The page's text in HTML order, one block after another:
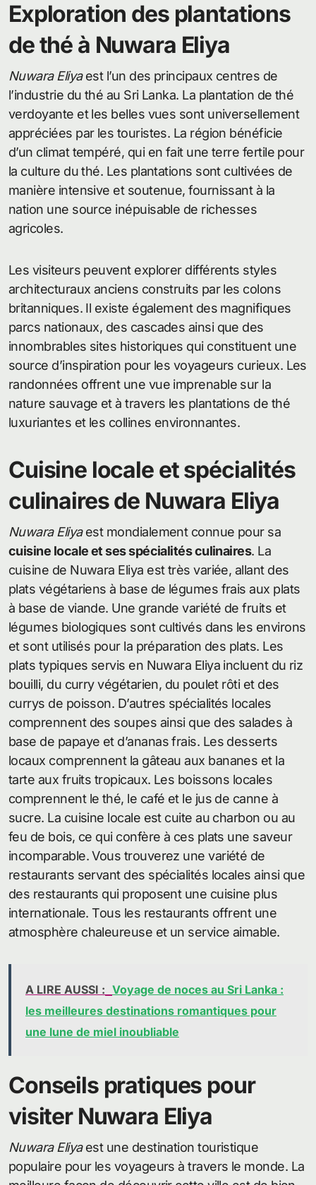
Exploration des plantations
de thé à Nuwara Eliya
Nuwara Eliyaest l’un des principaux centres de
l’industrie du thé au Sri Lanka. La plantation de thé
verdoyante et les belles vues sont universellement
appréciées par les touristes. La région bénéficie
d’un climat tempéré, qui en fait une terre fertile pour
la culture du thé. Les plantations sont cultivées de
manière intensive et soutenue, fournissant à la
nation une source inépuisable de richesses
agricoles.
Les visiteurs peuvent explorer différents styles
architecturaux anciens construits par les colons
britanniques. Il existe également des magnifiques
parcs nationaux, des cascades ainsi que des
innombrables sites historiques qui constituent une
source d’inspiration pour les voyageurs curieux. Les
randonnées offrent une vue imprenable sur la
nature sauvage et à travers les plantations de thé
luxuriantes et les collines environnantes.
Cuisine locale et spécialités
culinaires de Nuwara Eliya
Nuwara Eliyaest mondialement connue pour sa
cuisine locale et ses spécialités culinaires. La
cuisine de Nuwara Eliya est très variée, allant des
plats végétariens à base de légumes frais aux plats
à base de viande. Une grande variété de fruits et
légumes biologiques sont cultivés dans les environs
et sont utilisés pour la préparation des plats. Les
plats typiques servis en Nuwara Eliya incluent du riz
bouilli, du curry végétarien, du poulet rôti et des
currys de poisson. D’autres spécialités locales
comprennent des soupes ainsi que des salades à
base de papaye et d’ananas frais. Les desserts
locaux comprennent la gâteau aux bananes et la
tarte aux fruits tropicaux. Les boissons locales
comprennent le thé, le café et le jus de canne à
sucre. La cuisine locale est cuite au charbon ou au
feu de bois, ce qui confère à ces plats une saveur
incomparable. Vous trouverez une variété de
restaurants servant des spécialités locales ainsi que
des restaurants qui proposent une cuisine plus
internationale. Tous les restaurants offrent une
atmosphère chaleureuse et un service aimable.
A LIRE AUSSI : Voyage de noces au Sri Lanka :
les meilleures destinations romantiques pour
une lune de miel inoubliable
Conseils pratiques pour
visiter Nuwara Eliya
Nuwara Eliyaest une destination touristique
populaire pour les voyageurs à travers le monde. La